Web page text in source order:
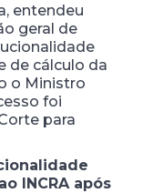
entendeu
geral de
de cálculo da
o Ministro
foi
para
INCRA após